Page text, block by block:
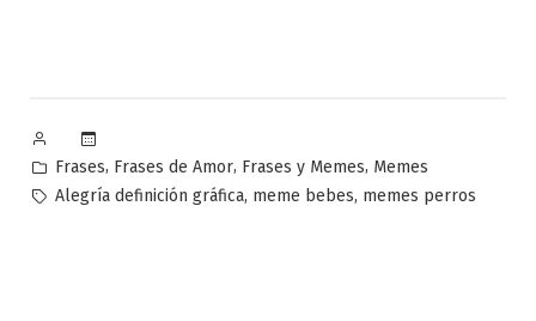
Publicado
por
Publicado
en
Frases, Frases de Amor, Frases y Memes, Memes
Etiquetas:
Alegría definición gráfica, meme bebes, memes perros